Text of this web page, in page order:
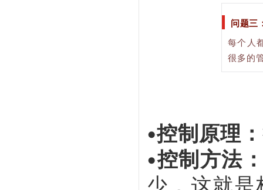
问题三
每个人
很多的
•控制原理：
•控制方法